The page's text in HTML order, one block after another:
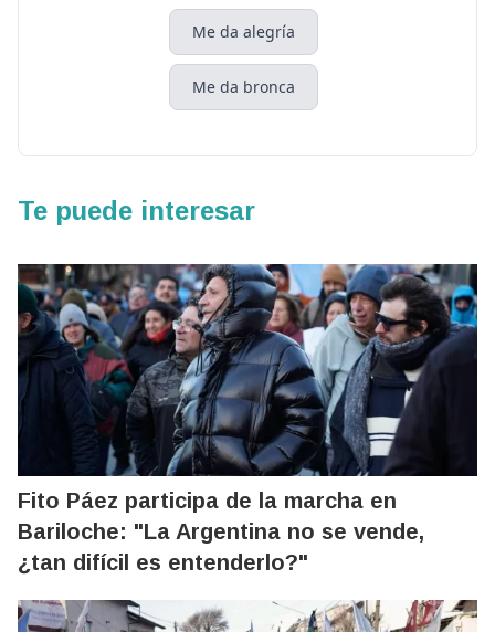
Me da alegría
Me da bronca
Te puede interesar
Fito Páez participa de la marcha en
Bariloche: "La Argentina no se vende,
¿tan difícil es entenderlo?"